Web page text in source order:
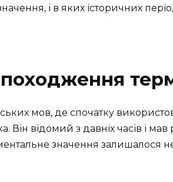
і в яких історичних
мов, де спочатку
відомий з давніх часів і мав
значення залишалося